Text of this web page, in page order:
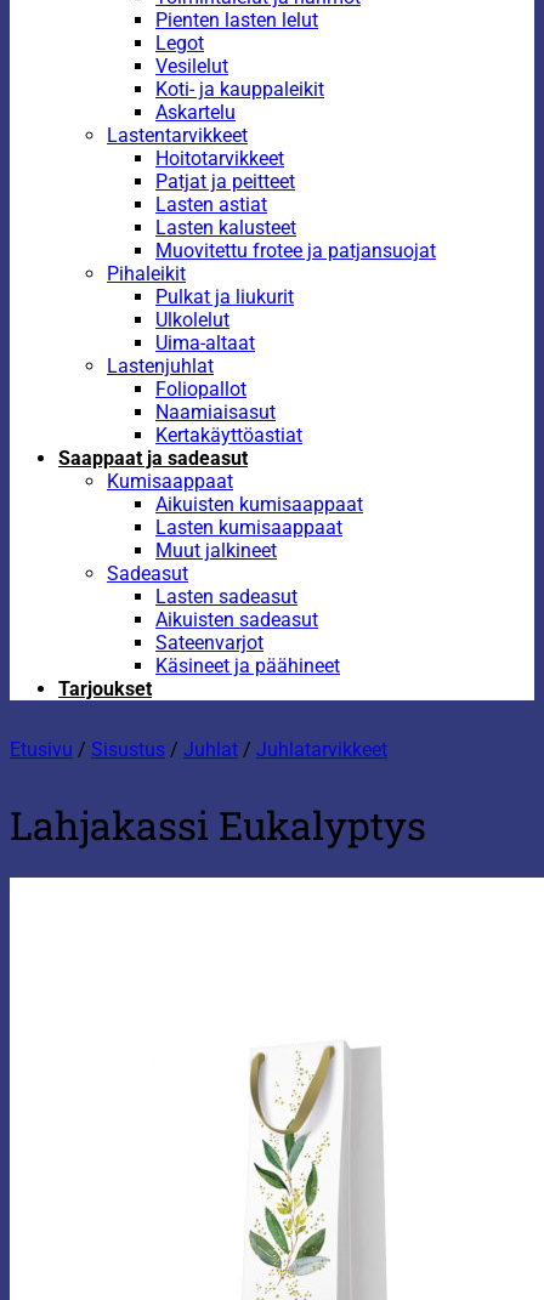
Pienten lasten lelut
Legot
Vesilelut
Koti- ja kauppaleikit
Askartelu
Lastentarvikkeet
Hoitotarvikkeet
Patjat ja peitteet
Lasten astiat
Lasten kalusteet
Muovitettu frotee ja patjansuojat
Pihaleikit
Pulkat ja liukurit
Ulkolelut
Uima-altaat
Lastenjuhlat
Foliopallot
Naamiaisasut
Kertakäyttöastiat
Saappaat ja sadeasut
Kumisaappaat
Aikuisten kumisaappaat
Lasten kumisaappaat
Muut jalkineet
Sadeasut
Lasten sadeasut
Aikuisten sadeasut
Sateenvarjot
Käsineet ja päähineet
Tarjoukset
Etusivu / Sisustus / Juhlat / Juhlatarvikkeet
Lahjakassi Eukalyptys